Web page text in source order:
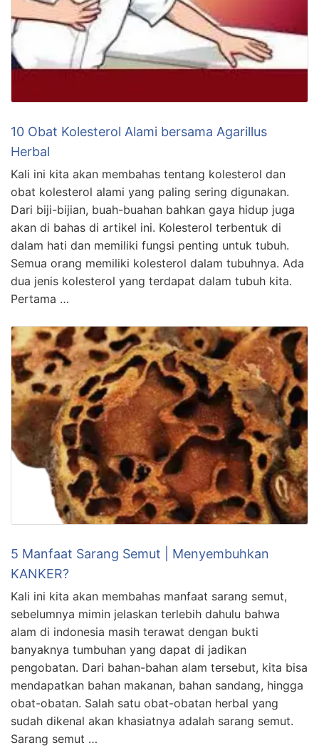
10 Obat Kolesterol Alami bersama Agarillus
Herbal
Kali ini kita akan membahas tentang kolesterol dan
obat kolesterol alami yang paling sering digunakan.
Dari biji-bijian, buah-buahan bahkan gaya hidup juga
akan di bahas di artikel ini. Kolesterol terbentuk di
dalam hati dan memiliki fungsi penting untuk tubuh.
Semua orang memiliki kolesterol dalam tubuhnya. Ada
dua jenis kolesterol yang terdapat dalam tubuh kita.
Pertama …
5 Manfaat Sarang Semut | Menyembuhkan
KANKER?
Kali ini kita akan membahas manfaat sarang semut,
sebelumnya mimin jelaskan terlebih dahulu bahwa
alam di indonesia masih terawat dengan bukti
banyaknya tumbuhan yang dapat di jadikan
pengobatan. Dari bahan-bahan alam tersebut, kita bisa
mendapatkan bahan makanan, bahan sandang, hingga
obat-obatan. Salah satu obat-obatan herbal yang
sudah dikenal akan khasiatnya adalah sarang semut.
Sarang semut …